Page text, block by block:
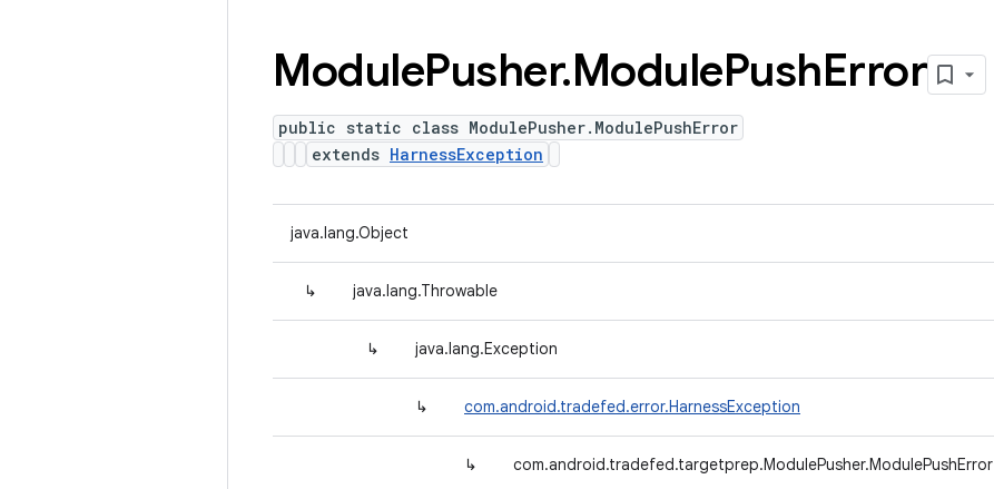
ModulePusher.ModulePushError
public static class ModulePusher.ModulePushError
extends HarnessException
java.lang.Object
↳ java.lang.Throwable
↳ java.lang.Exception
↳ com.android.tradefed.error.HarnessException
↳ com.android.tradefed.targetprep.ModulePusher.ModulePushError